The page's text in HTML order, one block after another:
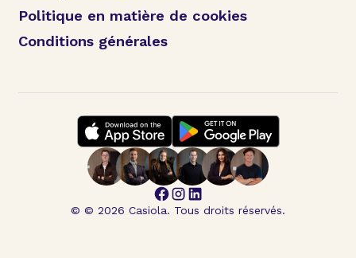
Politique en matière de cookies
Conditions générales
© © 2026 Casiola. Tous droits réservés.